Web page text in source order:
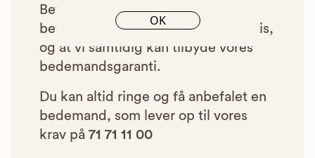
OK
Betalingen for vores henvisninger
betyder, at vores rådgivning er gratis,
og at vi samtidig kan tilbyde vores
bedemandsgaranti.
Du kan altid ringe og få anbefalet en
bedemand, som lever op til vores
krav på 71 71 11 00